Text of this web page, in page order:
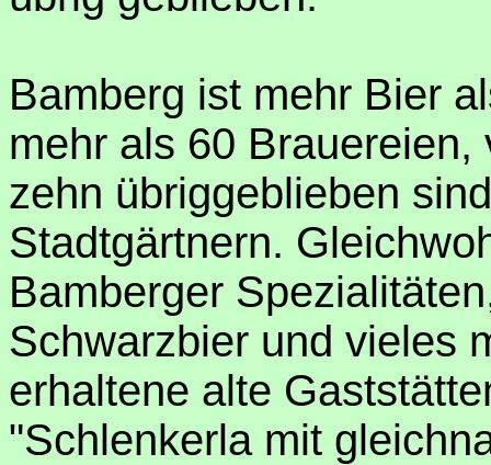
Bamberg ist mehr Bier
mehr als 60
zehn übriggeblieben
Stadtgärtnern.
Bamberger
Schwarzbier und vieles
erhaltene alte
"Schlenkerla mit